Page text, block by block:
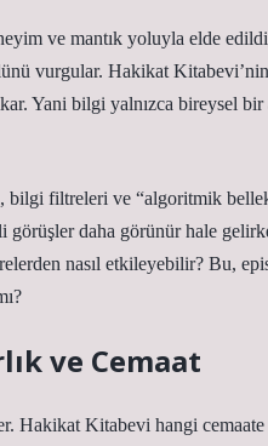
ve mantık yoluyla elde
vurgular. Hakikat
Yani bilgi yalnızca bireysel
bilgi filtreleri ve “algoritmik
görüşler daha görünür hale
nasıl etkileyebilir? Bu,
ve Cemaat
Hakikat Kitabevi hangi